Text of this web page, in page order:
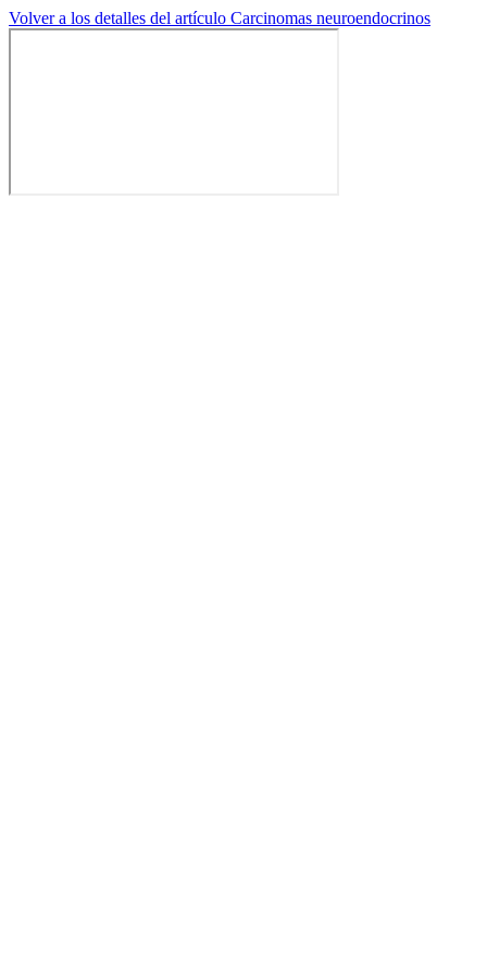
Volver a los detalles del artículo Carcinomas neuroendocrinos